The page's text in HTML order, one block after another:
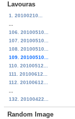
Lavouras
1. 20100210...
106. 20100510...
107. 20100510...
108. 20100510...
109. 20100510...
110. 20100512...
111. 20100612...
112. 20100612...
132. 20100422...
Random Image